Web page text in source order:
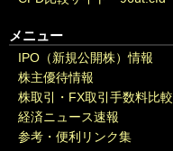
メニュー
IPO（新規公開株）情報
株主優待情報
株取引・FX取引手数料比較
経済ニュース速報
参考・便利リンク集